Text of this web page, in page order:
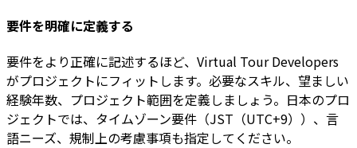
要件を明確に定義する
要件をより正確に記述するほど、Virtual Tour Developers
がプロジェクトにフィットします。必要なスキル、望ましい
経験年数、プロジェクト範囲を定義しましょう。日本のプロ
ジェクトでは、タイムゾーン要件（JST（UTC+9））、言
語ニーズ、規制上の考慮事項も指定してください。